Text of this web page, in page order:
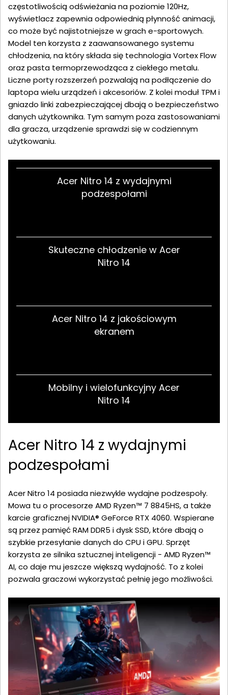
częstotliwością odświeżania na poziomie 120Hz,
wyświetlacz zapewnia odpowiednią płynność animacji,
co może być najistotniejsze w grach e-sportowych.
Model ten korzysta z zaawansowanego systemu
chłodzenia, na który składa się technologia Vortex Flow
oraz pasta termoprzewodząca z ciekłego metalu.
Liczne porty rozszerzeń pozwalają na podłączenie do
laptopa wielu urządzeń i akcesoriów. Z kolei moduł TPM i
gniazdo linki zabezpieczającej dbają o bezpieczeństwo
danych użytkownika. Tym samym poza zastosowaniami
dla gracza, urządzenie sprawdzi się w codziennym
użytkowaniu.
Acer Nitro 14 z wydajnymi
podzespołami
Skuteczne chłodzenie w Acer
Nitro 14
Acer Nitro 14 z jakościowym
ekranem
Mobilny i wielofunkcyjny Acer
Nitro 14
Acer Nitro 14 z wydajnymi
podzespołami
Acer Nitro 14 posiada niezwykle wydajne podzespoły.
Mowa tu o procesorze AMD Ryzen™ 7 8845HS, a także
karcie graficznej NVIDIA® GeForce RTX 4060. Wspierane
są przez pamięć RAM DDR5 i dysk SSD, które dbają o
szybkie przesyłanie danych do CPU i GPU. Sprzęt
korzysta ze silnika sztucznej inteligencji - AMD Ryzen™
AI, co daje mu jeszcze większą wydajność. To z kolei
pozwala graczowi wykorzystać pełnię jego możliwości.